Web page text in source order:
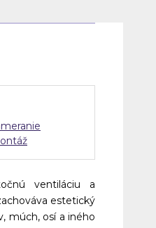
ventiláciu a
estetický
múch, osí a iného